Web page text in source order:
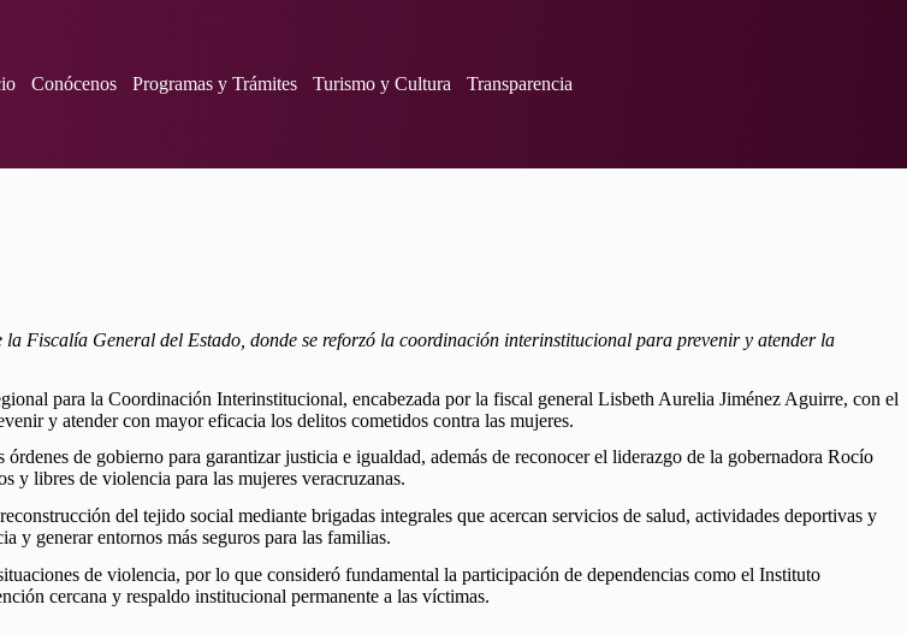
Conócenos Programas y Trámites Turismo y Cultura Transparencia
Fiscalía General del Estado, donde se reforzó la coordinación interinstitucional para prevenir y atender la
para la Coordinación Interinstitucional, encabezada por la fiscal general Lisbeth Aurelia Jiménez Aguirre, con el
y atender con mayor eficacia los delitos cometidos contra las mujeres.
de gobierno para garantizar justicia e igualdad, además de reconocer el liderazgo de la gobernadora Rocío
y libres de violencia para las mujeres veracruzanas.
del tejido social mediante brigadas integrales que acercan servicios de salud, actividades deportivas y
y generar entornos más seguros para las familias.
de violencia, por lo que consideró fundamental la participación de dependencias como el Instituto
cercana y respaldo institucional permanente a las víctimas.